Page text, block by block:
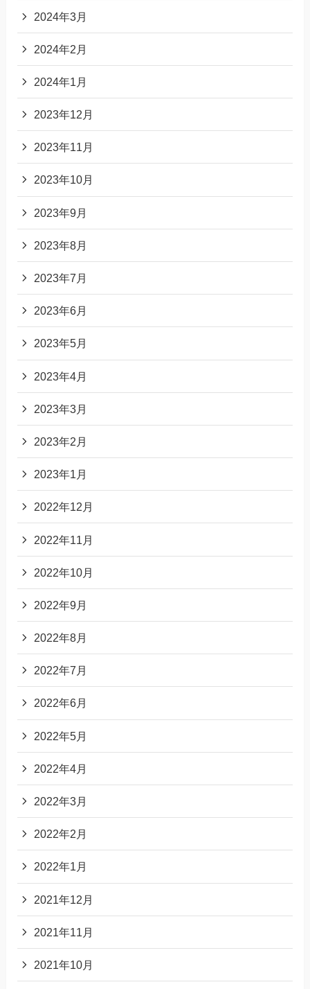
2024年3月
2024年2月
2024年1月
2023年12月
2023年11月
2023年10月
2023年9月
2023年8月
2023年7月
2023年6月
2023年5月
2023年4月
2023年3月
2023年2月
2023年1月
2022年12月
2022年11月
2022年10月
2022年9月
2022年8月
2022年7月
2022年6月
2022年5月
2022年4月
2022年3月
2022年2月
2022年1月
2021年12月
2021年11月
2021年10月